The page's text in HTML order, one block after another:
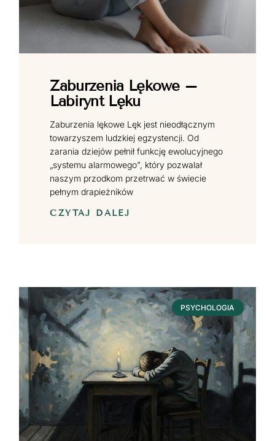
Zaburzenia Lękowe –
Labirynt Lęku
Zaburzenia lękowe Lęk jest nieodłącznym
towarzyszem ludzkiej egzystencji. Od
zarania dziejów pełnił funkcję ewolucyjnego
„systemu alarmowego”, który pozwalał
naszym przodkom przetrwać w świecie
pełnym drapieżników
CZYTAJ DALEJ
PSYCHOLOGIA